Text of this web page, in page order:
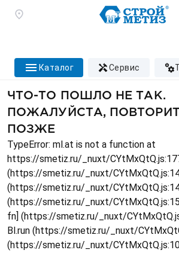
каталог сервис
ЧТО-ТО ПОШЛО НЕ ТАК.
ПОЖАЛУЙСТА,
ПОЗЖЕ
TypeError: ml.at is not a function at
https://smetiz.ru/_nuxt/
(https://smetiz.ru/_nuxt/
(https://smetiz.ru/_nuxt/
(https://smetiz.ru/_nuxt/
fn] (https://smetiz.ru/_nuxt/
Bl.run (https://smetiz.ru/_nuxt/
(https://smetiz.ru/_nuxt/